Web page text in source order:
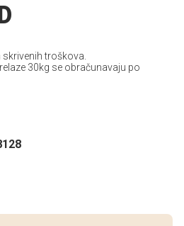
troškova.
30kg se obračunavaju po